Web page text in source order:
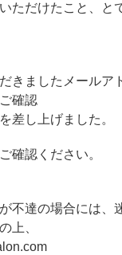
ただけたこと、と
きましたメールア
確認
差し上げました。
確認ください。
不達の場合には、
上、